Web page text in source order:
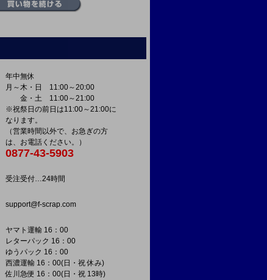
年中無休
月～木・日 11:00～20:00
金・土 11:00～21:00
※祝祭日の前日は11:00～21:00に
なります。
（営業時間以外で、お急ぎの方
は、お電話ください。）
0877-43-5903
受注受付…24時間
support@f-scrap.com
ヤマト運輸 16：00
レターパック 16：00
ゆうパック 16：00
西濃運輸 16：00(日・祝 休み)
佐川急便 16：00(日・祝 13時)